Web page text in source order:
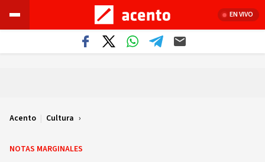
EN VIVO
Acento | Cultura
NOTAS MARGINALES